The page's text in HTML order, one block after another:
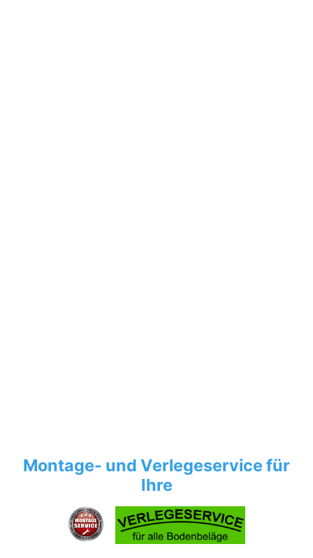
Montage- und Verlegeservice für
Ihre